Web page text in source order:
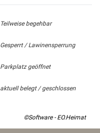
Teilweise begehbar
Gesperrt / Lawinensperrung
Parkplatz geöffnet
aktuell belegt / geschlossen
©Software - EO.Heimat